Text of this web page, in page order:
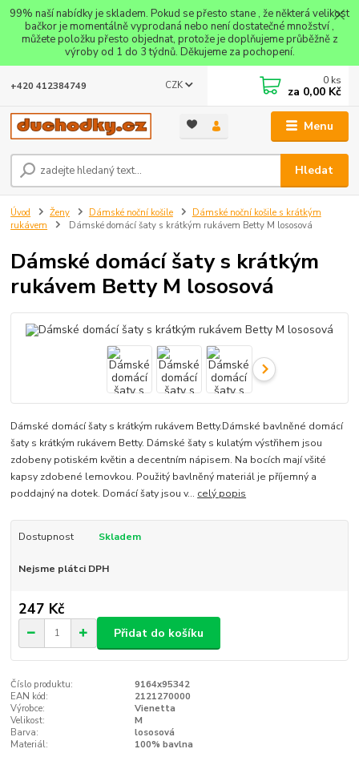
99% naší nabídky je skladem. Pokud se přesto stane , že některá velikost
bačkor je momentálně vyprodaná nebo není dostatečné množství ,
můžete položku přesto objednat, protože je doplňujeme průběžně z
výroby od 1 do 3 týdnů. Děkujeme za pochopení.
Menu
CZK
Hledat
+420 412384749 0 ks
za 0,00 Kč
Úvod Ženy Dámské noční košile
Dámské noční košile s krátkým
rukávem
Dámské domácí šaty s krátkým rukávem Betty M lososová
Dámské domácí šaty s krátkým
rukávem Betty M lososová
Dámské domácí šaty s krátkým rukávem Betty.Dámské bavlněné domácí
šaty s krátkým rukávem Betty. Dámské šaty s kulatým výstřihem jsou
zdobeny potiském květin a decentním nápisem. Na bocích mají všité
kapsy zdobené lemovkou. Použitý bavlněný materiál je příjemný a
poddajný na dotek. Domácí šaty jsou v... celý popis
Dostupnost Skladem
Nejsme plátci DPH
247 Kč
Přidat do košíku
Číslo produktu:
9164x95342
EAN kód:
2121270000
Výrobce:
Vienetta
Velikost:
M
Barva:
lososová
Materiál:
100% bavlna